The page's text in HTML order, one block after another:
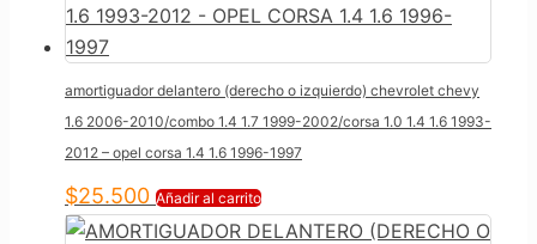
amortiguador delantero (derecho o izquierdo) chevrolet chevy
1.6 2006-2010/combo 1.4 1.7 1999-2002/corsa 1.0 1.4 1.6 1993-
2012 – opel corsa 1.4 1.6 1996-1997
$25.500 Añadir al carrito